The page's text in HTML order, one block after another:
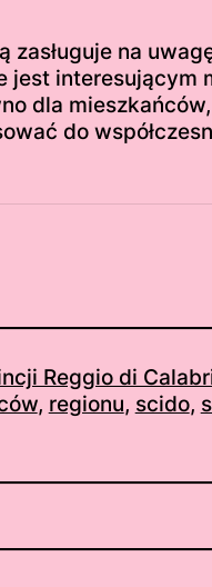
na
interesującym
dla
do
Reggio di
, regionu, scido,